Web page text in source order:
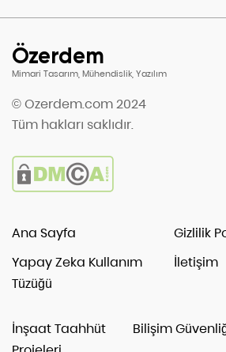
Özerdem
Mimari Tasarım, Mühendislik, Yazılım
© Ozerdem.com 2024
Tüm hakları saklıdır.
Ana Sayfa
Gizlilik
Yapay Zeka Kullanım
Tüzüğü
İletişim
İnşaat Taahhüt
Bilişim